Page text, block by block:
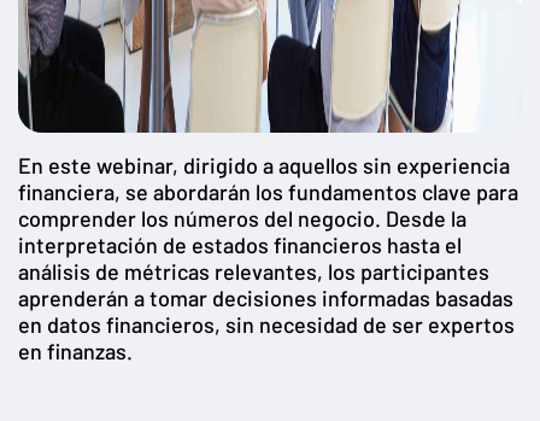
En este webinar, dirigido a aquellos sin experiencia
financiera, se abordarán los fundamentos clave para
comprender los números del negocio. Desde la
interpretación de estados financieros hasta el
análisis de métricas relevantes, los participantes
aprenderán a tomar decisiones informadas basadas
en datos financieros, sin necesidad de ser expertos
en finanzas.